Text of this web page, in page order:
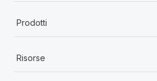
Prodotti
Risorse